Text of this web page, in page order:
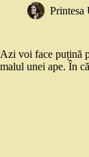
Printesa
Azi voi face puțină
malul unei ape. În